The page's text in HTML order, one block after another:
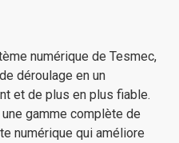
numérique de Tesmec,
déroulage en un
et de plus en plus fiable.
gamme complète de
numérique qui améliore